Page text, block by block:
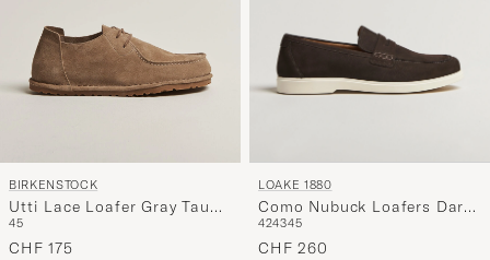
BIRKENSTOCK
Utti Lace Loafer Gray Taupe
Suede
45
CHF 175
LOAKE 1880
Como Nubuck Loafers Dark
Brown
424345
CHF 260